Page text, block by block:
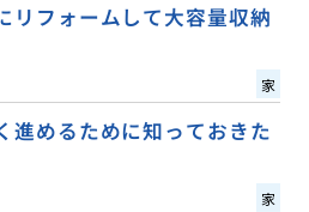
リフォームして大容量収納
家
進めるために知っておきた
家